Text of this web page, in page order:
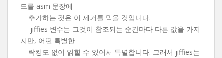
드를 asm 문장에
추가하는 것은 이 제거를 막을 것입니다.
– jiffies 변수는 그것이 참조되는 순간마다 다른 값을 가지
지만, 어떤 특별한
락킹도 없이 읽힐 수 있어서 특별합니다. 그래서 jiffies는